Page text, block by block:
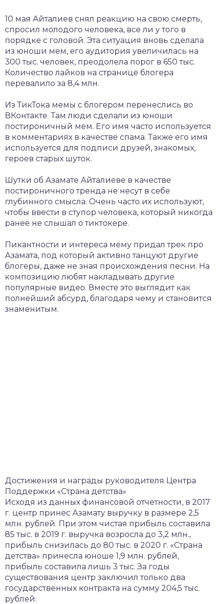
10 мая Айталиев снял реакцию на свою смерть,
спросил молодого человека, все ли у того в
порядке с головой. Эта ситуация вновь сделала
из юноши мем, его аудитория увеличилась на
300 тыс. человек, преодолела порог в 650 тыс.
Количество лайков на странице блогера
перевалило за 8,4 млн.
Из ТикТока мемы с блогером перенеслись во
ВКонтакте. Там люди сделали из юноши
постироничный мем. Его имя часто используется
в комментариях в качестве спама. Также его имя
используется для подписи друзей, знакомых,
героев старых шуток.
Шутки об Азамате Айталиеве в качестве
постироничного тренда не несут в себе
глубинного смысла. Очень часто их используют,
чтобы ввести в ступор человека, который никогда
ранее не слышал о тиктокере.
Пикантности и интереса мему придал трек про
Азамата, под который активно танцуют другие
блогеры, даже не зная происхождения песни. На
композицию любят накладывать другие
популярные видео. Вместе это выглядит как
полнейший абсурд, благодаря чему и становится
знаменитым.
Достижения и награды руководителя Центра
Поддержки «Страна детства»
Исходя из данных финансовой отчетности, в 2017
г. центр принес Азамату выручку в размере 2,5
млн. рублей. При этом чистая прибыль составила
85 тыс. в 2019 г. выручка возросла до 3,2 млн.,
прибыль снизилась до 80 тыс. в 2020 г. «Страна
детства» принесла юноше 1,9 млн. рублей,
прибыль составила лишь 3 тыс. За годы
существования центр заключил только два
государственных контракта на сумму 204,5 тыс.
рублей.